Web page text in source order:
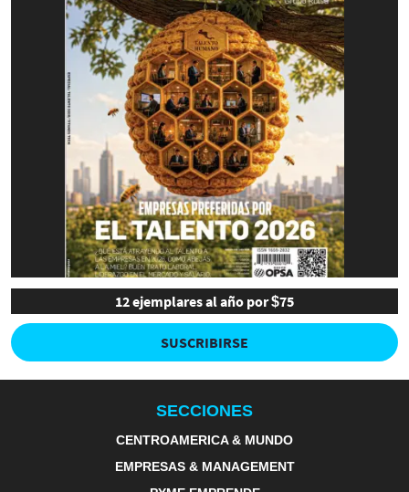
12 ejemplares al año por $75
SUSCRIBIRSE
SECCIONES
CENTROAMERICA & MUNDO
EMPRESAS & MANAGEMENT